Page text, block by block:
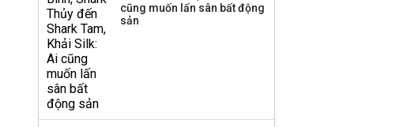
dưng ‘biến mất’, một
cũng muốn lấn sân bất động
sản